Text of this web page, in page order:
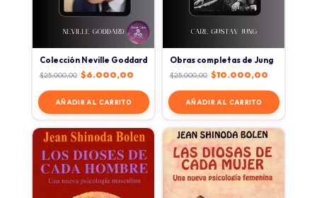
Colección Neville Goddard
$25.000,00 $6.000,00
AÑADIR AL CARRITO
Obras completas de Jung
$25.000,00 $10.000,00
AÑADIR AL CARRITO